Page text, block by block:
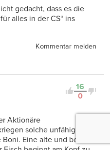
gedacht, dass es die
alles in der CS“ ins
Kommentar melden
16
0
Aktionäre
solche unfähige GL-
Eine alte und bei der